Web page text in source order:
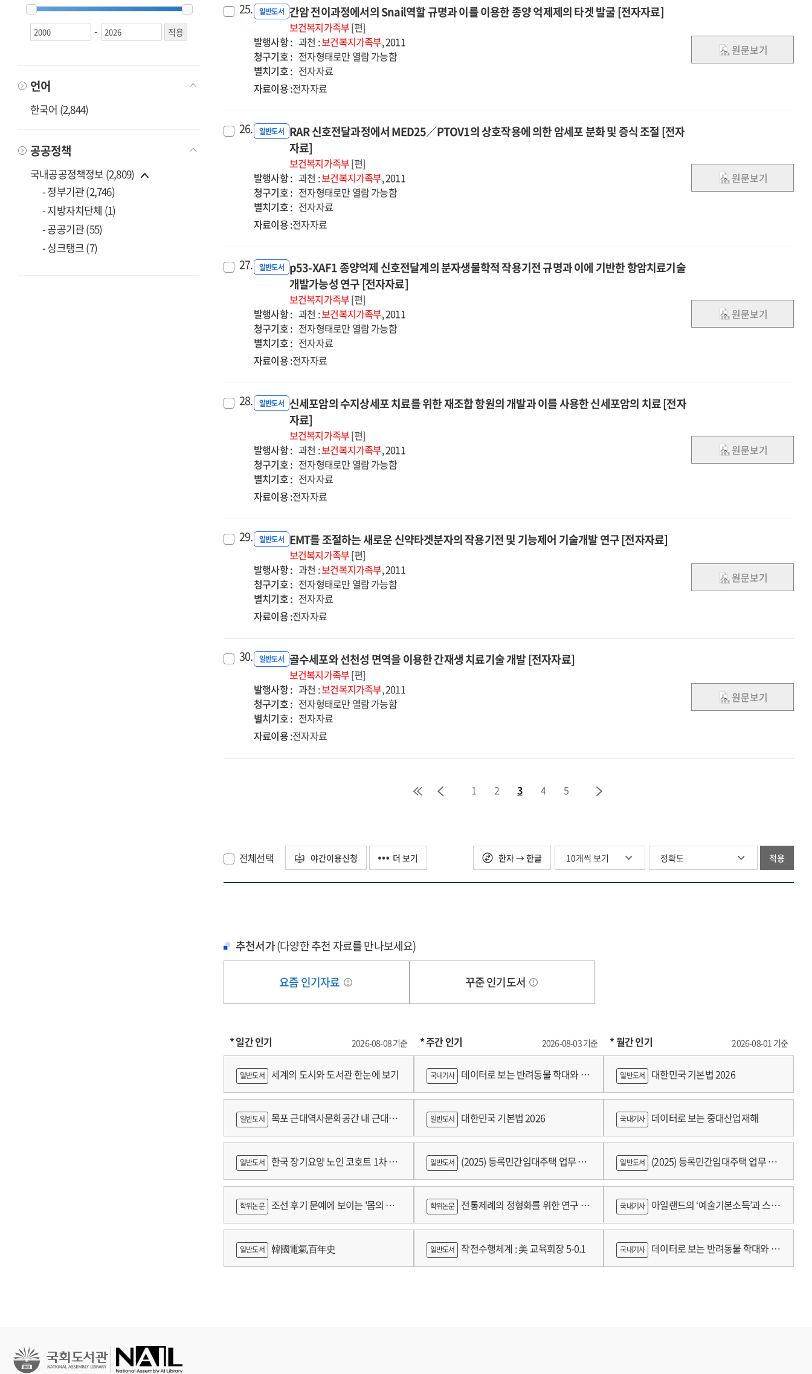
-
언어
한국어 (2,844)
공공정책
국내공공정책정보 (2,809)
- 정부기관 (2,746)
- 지방자치단체 (1)
- 공공기관 (55)
- 싱크탱크 (7)
25. 일반도서 간암 전이과정에서의 Snail역할 규명과 이를 이용한 종양 억제제의 타겟 발굴 [전자자료]
보건복지가족부[편]
발행사항 : 과천 :보건복지가족부, 2011
청구기호 : 전자형태로만 열람 가능함
별치기호 : 전자자료
자료이용 :전자자료
원문보기
26. 일반도서 RAR 신호전달과정에서 MED25／PTOV1의 상호작용에 의한 암세포 분화 및 증식 조절 [전자
자료]
보건복지가족부[편]
발행사항 : 과천 :보건복지가족부, 2011
청구기호 : 전자형태로만 열람 가능함
별치기호 : 전자자료
자료이용 :전자자료
원문보기
27. 일반도서 p53-XAF1 종양억제 신호전달계의 분자생물학적 작용기전 규명과 이에 기반한 항암치료기술
개발가능성 연구 [전자자료]
보건복지가족부[편]
발행사항 : 과천 :보건복지가족부, 2011
청구기호 : 전자형태로만 열람 가능함
별치기호 : 전자자료
자료이용 :전자자료
원문보기
28. 일반도서 신세포암의 수지상세포 치료를 위한 재조합 항원의 개발과 이를 사용한 신세포암의 치료 [전자
자료]
보건복지가족부[편]
발행사항 : 과천 :보건복지가족부, 2011
청구기호 : 전자형태로만 열람 가능함
별치기호 : 전자자료
자료이용 :전자자료
원문보기
29. 일반도서 EMT를 조절하는 새로운 신약타겟분자의 작용기전 및 기능제어 기술개발 연구 [전자자료]
보건복지가족부[편]
발행사항 : 과천 :보건복지가족부, 2011
청구기호 : 전자형태로만 열람 가능함
별치기호 : 전자자료
자료이용 :전자자료
원문보기
30. 일반도서 골수세포와 선천성 면역을 이용한 간재생 치료기술 개발 [전자자료]
보건복지가족부[편]
발행사항 : 과천 :보건복지가족부, 2011
청구기호 : 전자형태로만 열람 가능함
별치기호 : 전자자료
자료이용 :전자자료
원문보기
1 2 3 4 5
전체선택 야간이용신청 더 보기 한자 → 한글 적용
추천서가(다양한 추천 자료를 만나보세요)
요즘 인기자료 꾸준 인기도서
* 일간 인기 2026-08-08 기준
일반도서 세계의 도시와 도서관 한눈에 보기
일반도서 목포 근대역사문화공간 내 근대건
축문화재 기록화보고서
일반도서 한국 장기요양 노인 코호트 1차 추
적조사 : 2024년 건강보험연구원 정규연구
보고서
학위논문 조선 후기 문예에 보이는 '몸의 욕
망 긍정' 양상 연구
일반도서 韓國電氣百年史
* 주간 인기 2026-08-03 기준
국내기사 데이터로 보는 반려동물 학대와 분
쟁
일반도서 대한민국 기본법 2026
일반도서 (2025) 등록민간임대주택 업무 편
람
학위논문 전통제례의 정형화를 위한 연구 :
가제를 중심으로
일반도서 작전수행체계 : 美 교육회장 5-0.1
* 월간 인기 2026-08-01 기준
일반도서 대한민국 기본법 2026
국내기사 데이터로 보는 중대산업재해
일반도서 (2025) 등록민간임대주택 업무 편
람
국내기사 아일랜드의 ‘예술기본소득’과 스코
틀랜드의 예술인 소득보장정책 논의
국내기사 데이터로 보는 반려동물 학대와 분